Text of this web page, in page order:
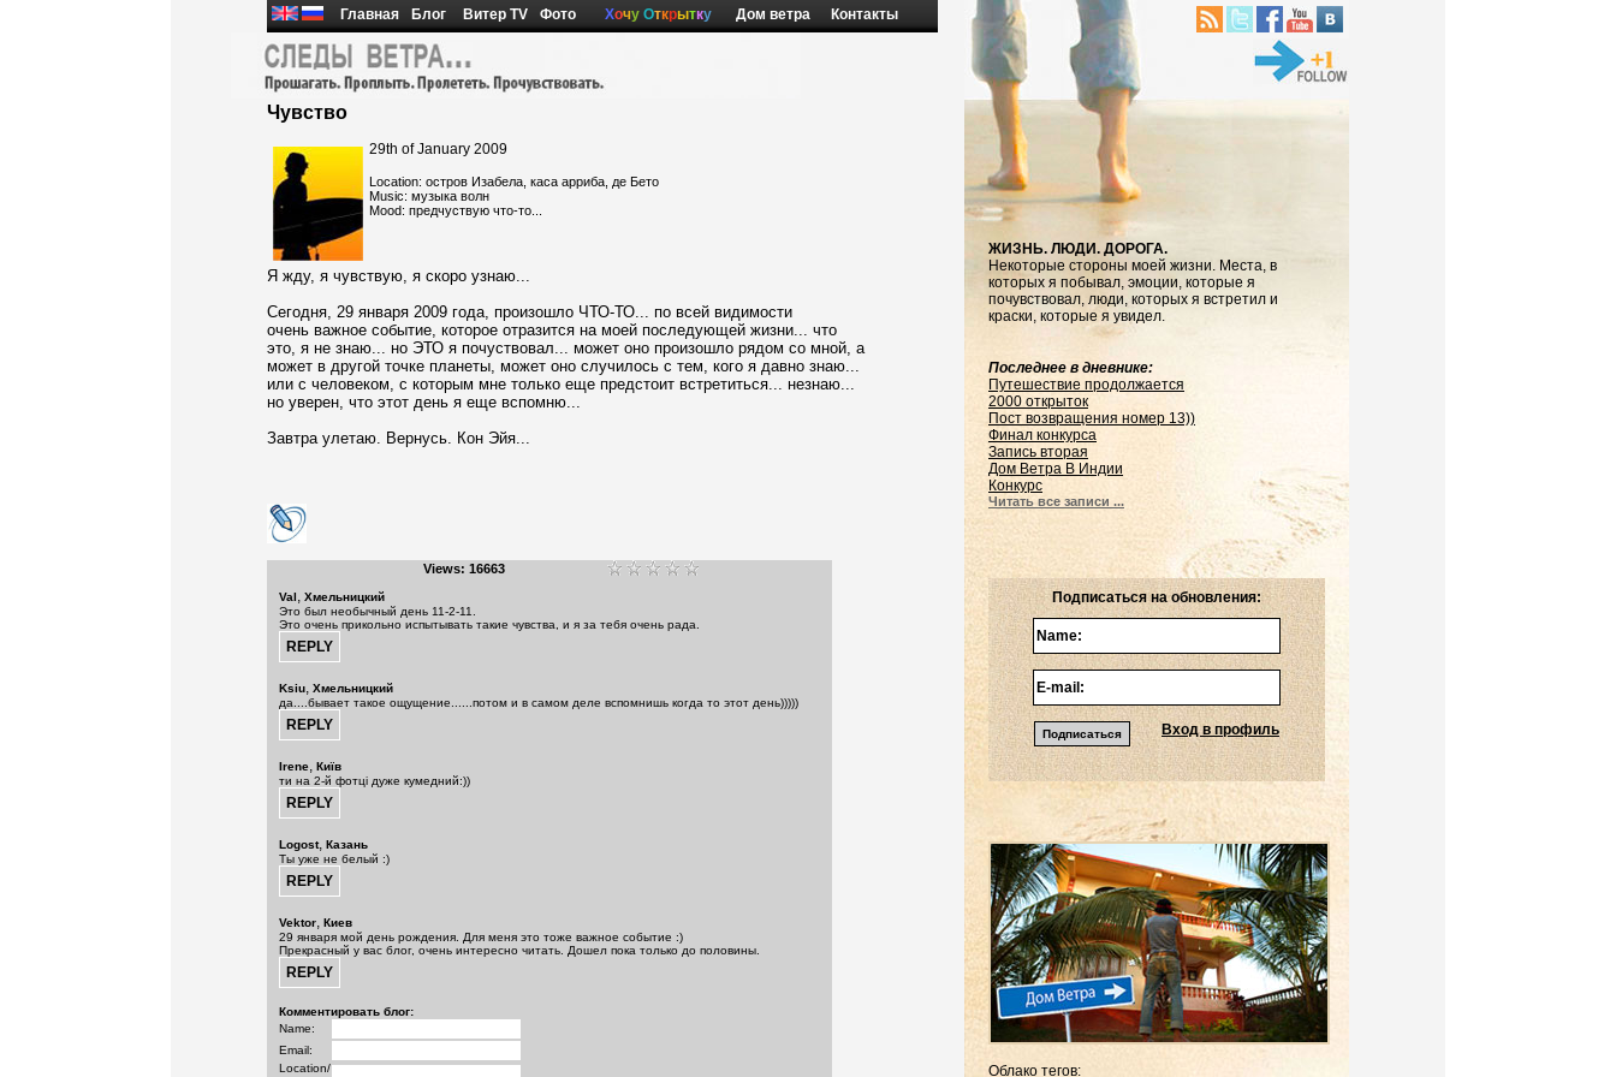
ЖИЗНЬ. ЛЮДИ. ДОРОГА.
Некоторые стороны моей жизни. Места, в
которых я побывал, эмоции, которые я
почувствовал, люди, которых я встретил и
краски, которые я увидел.
Последнее в дневнике:
Путешествие продолжается
2000 открыток
Пост возвращения номер 13))
Финал конкурса
Запись вторая
Дом Ветра В Индии
Конкурс
Читать все записи ...
Подписаться на обновления:
Вход в профиль
Облако тегов:
Главная Блог Витер TV Фото Хочу Открытку Дом ветра Контакты
Чувство
29th of January 2009
Location: остров Изабела, каса арриба, де Бето
Music: музыка волн
Mood: предчуствую что-то...
Я жду, я чувствую, я скоро узнаю...
Сегодня, 29 января 2009 года, произошло ЧТО-ТО... по всей видимости
очень важное событие, которое отразится на моей последующей жизни... что
это, я не знаю... но ЭТО я почуствовал... может оно произошло рядом со мной, а
может в другой точке планеты, может оно случилось с тем, кого я давно знаю...
или с человеком, с которым мне только еще предстоит встретиться... незнаю...
но уверен, что этот день я еще вспомню...
Завтра улетаю. Вернусь. Кон Эйя...
Views: 16663
Val, Хмельницкий
Это был необычный день 11-2-11.
Это очень прикольно испытывать такие чувства, и я за тебя очень рада.
Ksiu, Хмельницкий
да....бывает такое ощущение......потом и в самом деле вспомнишь когда то этот день)))))
Irene, Київ
ти на 2-й фотці дуже кумедний:))
Logost, Казань
Ты уже не белый :)
Vektor, Киев
29 января мой день рождения. Для меня это тоже важное событие :)
Прекрасный у вас блог, очень интересно читать. Дошел пока только до половины.
Комментировать блог:
Name:
Email:
Location/